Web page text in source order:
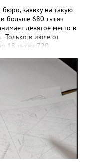
заявку на такую
больше 680 тысяч
девятое место в
Только в июле от
18 тысяч 720
просят 543 с
это время решили
бюро,
самозапрет,
долги недавно,
сейчас.